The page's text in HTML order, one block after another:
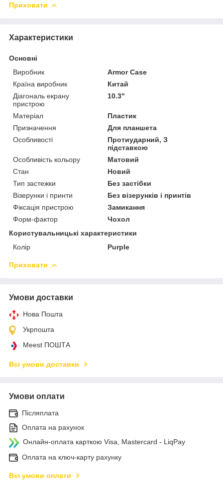
Приховати
Характеристики
Основні
Виробник
Armor Case
Країна виробник
Китай
Діагональ екрану
пристрою
10.3"
Матеріал
Пластик
Призначення
Для планшета
Особливості
Протиударний, З
підставкою
Особливість кольору
Матовий
Стан
Новий
Тип застежки
Без застібки
Візерунки і принти
Без візерунків і принтів
Фіксація пристрою
Замикання
Форм-фактор
Чохол
Користувальницькі характеристики
Колір
Purple
Приховати
Умови доставки
Нова Пошта
Укрпошта
Meest ПОШТА
Всі умови доставки
Умови оплати
Післяплата
Оплата на рахунок
Онлайн-оплата карткою Visa, Mastercard - LiqPay
Оплата на ключ-карту рахунку
Всі умови оплати